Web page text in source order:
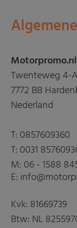
Motorpromo.nl
Twenteweg 4-A
7772 BB
Nederland
T: 0857609360
T: 0031
M: 06 - 1588
E:
Kvk: 81669739
Btw: NL